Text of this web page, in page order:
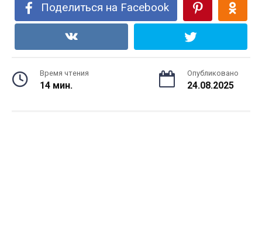
Поделиться на Facebook
Время чтения
14 мин.
Опубликовано
24.08.2025